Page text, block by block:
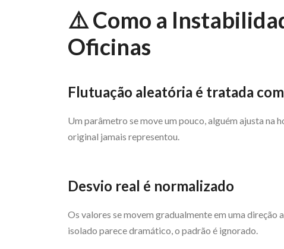
⚠️ Como a
Oficinas
Flutuação aleatória é tratada
Um parâmetro se move um pouco, alguém ajusta na
original jamais representou.
Desvio real é normalizado
Os valores se movem gradualmente em uma direção
isolado parece dramático, o padrão é ignorado.